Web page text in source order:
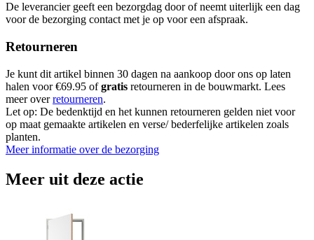
De leverancier geeft een bezorgdag door of neemt uiterlijk een dag
voor de bezorging contact met je op voor een afspraak.
Retourneren
Je kunt dit artikel binnen 30 dagen na aankoop door ons op laten
halen voor €69.95 ofgratis retourneren in de bouwmarkt. Lees
meer overretourneren.
Let op: De bedenktijd en het kunnen retourneren gelden niet voor
op maat gemaakte artikelen en verse/ bederfelijke artikelen zoals
planten.
Meer informatie over de bezorging
Meer uit deze actie